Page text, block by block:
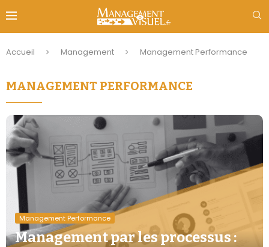
Accueil Management Management Performance
MANAGEMENT PERFORMANCE
Management Performance
Management par les processus :